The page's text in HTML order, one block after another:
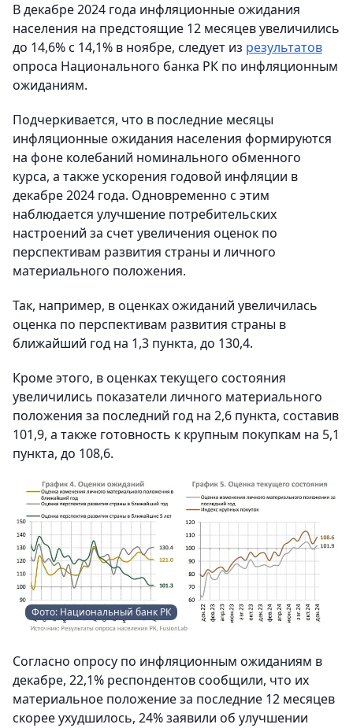
В декабре 2024 года инфляционные ожидания
населения на предстоящие 12 месяцев увеличились
до 14,6% с 14,1% в ноябре, следует из результатов
опроса Национального банка РК по инфляционным
ожиданиям.
Подчеркивается, что в последние месяцы
инфляционные ожидания населения формируются
на фоне колебаний номинального обменного
курса, а также ускорения годовой инфляции в
декабре 2024 года. Одновременно с этим
наблюдается улучшение потребительских
настроений за счет увеличения оценок по
перспективам развития страны и личного
материального положения.
Так, например, в оценках ожиданий увеличилась
оценка по перспективам развития страны в
ближайший год на 1,3 пункта, до 130,4.
Кроме этого, в оценках текущего состояния
увеличились показатели личного материального
положения за последний год на 2,6 пункта, составив
101,9, а также готовность к крупным покупкам на 5,1
пункта, до 108,6.
Фото: Национальный банк РК
Согласно опросу по инфляционным ожиданиям в
декабре, 22,1% респондентов сообщили, что их
материальное положение за последние 12 месяцев
скорее ухудшилось, 24% заявили об улучшении